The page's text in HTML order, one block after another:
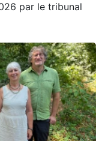
par le tribunal